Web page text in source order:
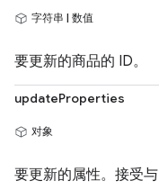
字符串 | 数值
要更新的商品的 ID。
updateProperties
对象
要更新的属性。接受与